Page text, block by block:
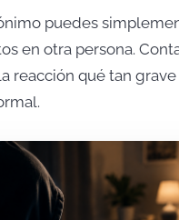
puedes
en otra persona.
reacción qué tan grave